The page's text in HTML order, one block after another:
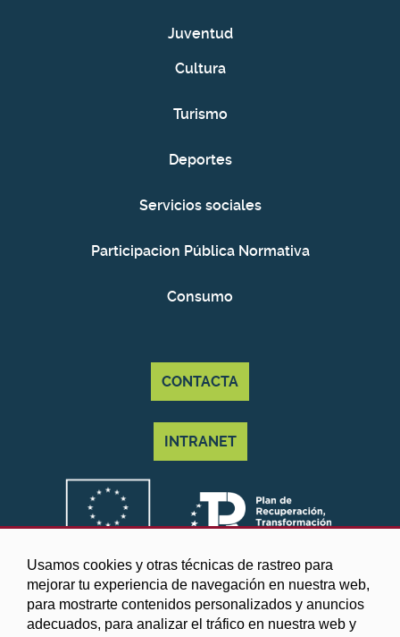
Usamos cookies y otras técnicas de rastreo para
mejorar tu experiencia de navegación en nuestra web,
para mostrarte contenidos personalizados y anuncios
adecuados, para analizar el tráfico en nuestra web y
Juventud
Cultura
Turismo
Deportes
Servicios sociales
Participacion Pública Normativa
Consumo
CONTACTA
INTRANET